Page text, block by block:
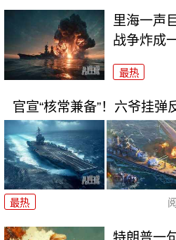
里海一声
战争炸成
最热
官宣“核常兼备”！六爷挂弹
最热